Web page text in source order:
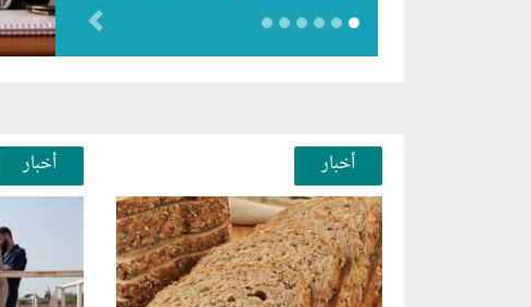
أغسطس الحالي، واستقبلت الهيئة…
Previous
أخبار أخبار